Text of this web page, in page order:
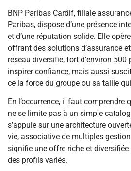
BNP Paribas Cardif, filiale
Paribas, dispose d’une présence
et d’une réputation solide. Elle
offrant des solutions d’assurance
réseau diversifié, fort d’environ 500
inspirer confiance, mais aussi
ce la force du groupe ou sa taille
En l’occurrence, il faut comprendre
ne se limite pas à un simple
s’appuie sur une architecture
vie, associative de multiples
signifie une offre riche et diversifiée
des profils variés.